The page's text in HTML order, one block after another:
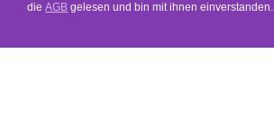
dieAGB gelesen und bin mit ihnen einverstanden.